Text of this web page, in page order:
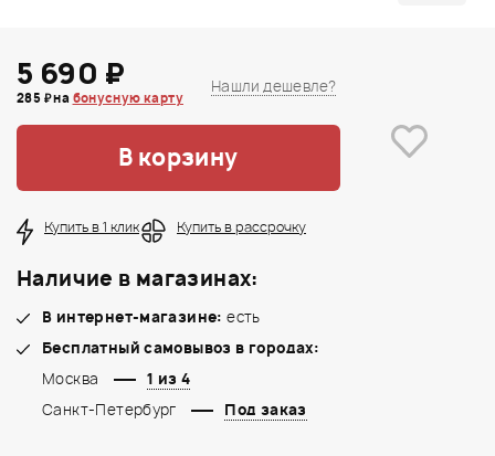
5 690 ₽
285 ₽ на бонусную карту
Нашли дешевле?
В корзину
Купить в 1 клик Купить в рассрочку
Наличие в магазинах:
В интернет-магазине: есть
Бесплатный самовывоз в городах:
Москва
1 из 4
Санкт-Петербург
Под заказ